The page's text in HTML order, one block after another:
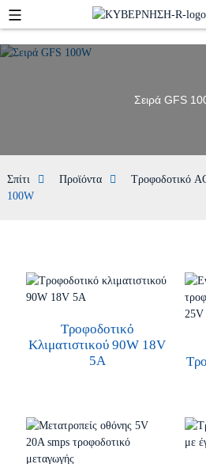
Σειρά GFS
Σπίτι Προϊόντα Τροφοδοτικό
100W
Τροφοδοτικό
Κλιματιστικού 90W 18V
5A